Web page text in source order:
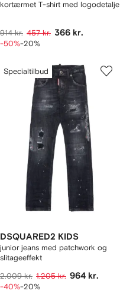
kortærmet T-shirt med logodetalje
914 kr. 457 kr. 366 kr.
-50%-20%
Specialtilbud
DSQUARED2 KIDS
junior jeans med patchwork og
slitageeffekt
2.009 kr. 1.205 kr. 964 kr.
-40%-20%